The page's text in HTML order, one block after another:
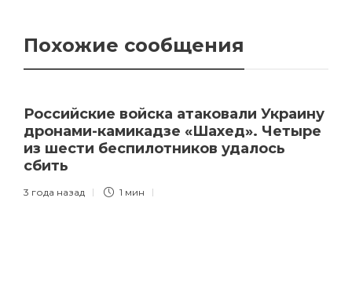
Похожие сообщения
Российские войска атаковали Украину
дронами-камикадзе «Шахед». Четыре
из шести беспилотников удалось
сбить
3 года назад 1 мин